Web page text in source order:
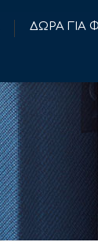
ΔΩΡΑ ΓΙΑ